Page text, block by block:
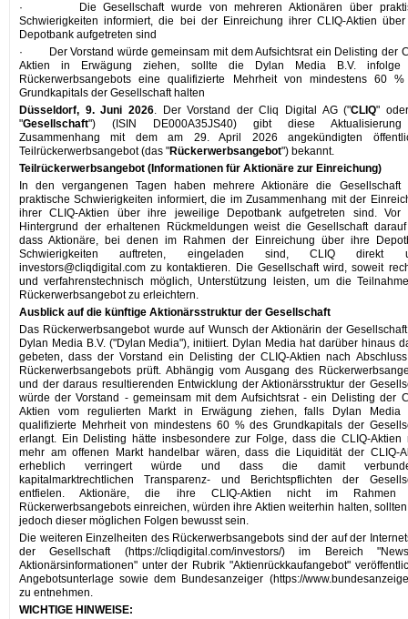
· Die Gesellschaft wurde von mehreren Aktionären über
Schwierigkeiten informiert, die bei der Einreichung ihrer CLIQ-Aktien
Depotbank aufgetreten sind
· Der Vorstand würde gemeinsam mit dem Aufsichtsrat ein Delisting der
Aktien in Erwägung ziehen, sollte die Dylan Media B.V. infolge
Rückerwerbsangebots eine qualifizierte Mehrheit von mindestens 60
Grundkapitals der Gesellschaft halten
Düsseldorf, 9. Juni 2026. Der Vorstand der Cliq Digital AG ("CLIQ"
"Gesellschaft") (ISIN DE000A35JS40) gibt diese
Zusammenhang mit dem am 29. April 2026 angekündigten
Teilrückerwerbsangebot (das "Rückerwerbsangebot") bekannt.
Teilrückerwerbsangebot (Informationen für Aktionäre zur Einreichung)
In den vergangenen Tagen haben mehrere Aktionäre die Gesellschaft
praktische Schwierigkeiten informiert, die im Zusammenhang mit der
ihrer CLIQ-Aktien über ihre jeweilige Depotbank aufgetreten sind. Vor
Hintergrund der erhaltenen Rückmeldungen weist die Gesellschaft
dass Aktionäre, bei denen im Rahmen der Einreichung über ihre
Schwierigkeiten auftreten, eingeladen sind, CLIQ direkt
investors@cliqdigital.com zu kontaktieren. Die Gesellschaft wird, soweit
und verfahrenstechnisch möglich, Unterstützung leisten, um die
Rückerwerbsangebot zu erleichtern.
Ausblick auf die künftige Aktionärsstruktur der Gesellschaft
Das Rückerwerbsangebot wurde auf Wunsch der Aktionärin der
Dylan Media B.V. ("Dylan Media"), initiiert. Dylan Media hat darüber hinaus
gebeten, dass der Vorstand ein Delisting der CLIQ-Aktien nach
Rückerwerbsangebots prüft. Abhängig vom Ausgang des
und der daraus resultierenden Entwicklung der Aktionärsstruktur der
würde der Vorstand - gemeinsam mit dem Aufsichtsrat - ein Delisting der
Aktien vom regulierten Markt in Erwägung ziehen, falls Dylan Media
qualifizierte Mehrheit von mindestens 60 % des Grundkapitals der
erlangt. Ein Delisting hätte insbesondere zur Folge, dass die CLIQ-Aktien
mehr am offenen Markt handelbar wären, dass die Liquidität der CLIQ-
erheblich verringert würde und dass die damit
kapitalmarktrechtlichen Transparenz- und Berichtspflichten der
entfielen. Aktionäre, die ihre CLIQ-Aktien nicht im Rahmen
Rückerwerbsangebots einreichen, würden ihre Aktien weiterhin halten,
jedoch dieser möglichen Folgen bewusst sein.
Die weiteren Einzelheiten des Rückerwerbsangebots sind der auf der
der Gesellschaft (https://cliqdigital.com/investors/) im Bereich
Aktionärsinformationen" unter der Rubrik "Aktienrückkaufangebot"
Angebotsunterlage sowie dem Bundesanzeiger (https://
zu entnehmen.
WICHTIGE HINWEISE: